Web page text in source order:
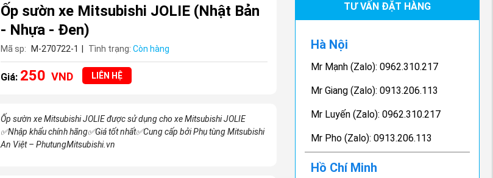
Ốp sườn xe Mitsubishi JOLIE (Nhật Bản
- Nhựa - Đen)
Mã sp: M-270722-1 Tình trạng: Còn hàng
Giá: 250 VND LIÊN HỆ
Ốp sườn xe Mitsubishi JOLIE được sử dụng cho xe Mitsubishi JOLIE
✅Nhập khẩu chính hãng✅Giá tốt nhất✅Cung cấp bởi Phụ tùng Mitsubishi
An Việt – PhutungMitsubishi.vn
TƯ VẤN ĐẶT HÀNG
Hà Nội
Mr Mạnh (Zalo): 0962.310.217
Mr Giang (Zalo): 0913.206.113
Mr Luyến (Zalo): 0962.310.217
Mr Pho (Zalo): 0913.206.113
Hồ Chí Minh